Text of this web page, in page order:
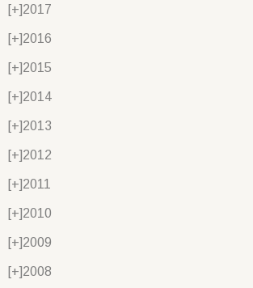
[+]2017
[+]2016
[+]2015
[+]2014
[+]2013
[+]2012
[+]2011
[+]2010
[+]2009
[+]2008